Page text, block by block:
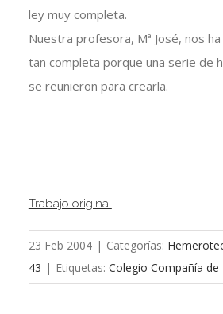
ley muy completa.
Nuestra profesora, Mª José, nos
tan completa porque una serie de
se reunieron para crearla.
Trabajo original
23 Feb 2004 | Categorías:
43 | Etiquetas: Colegio Compañía de